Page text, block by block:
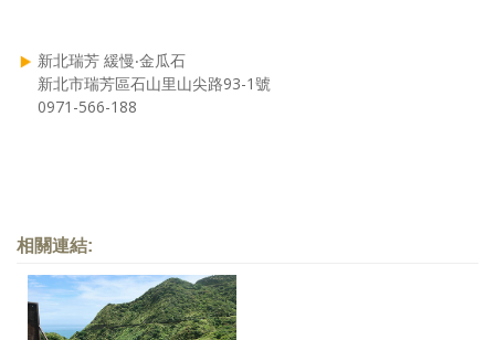
新北瑞芳 緩慢‧金瓜石
新北市瑞芳區石山里山尖路93-1號
0971-566-188
相關連結: